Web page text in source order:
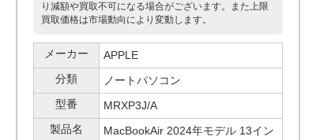
り減額や買取不可になる場合がございます。また上限
買取価格は市場動向により変動します。
メーカー
APPLE
分類
ノートパソコン
型番
MRXP3J/A
製品名
MacBookAir 2024年モデル 13イン